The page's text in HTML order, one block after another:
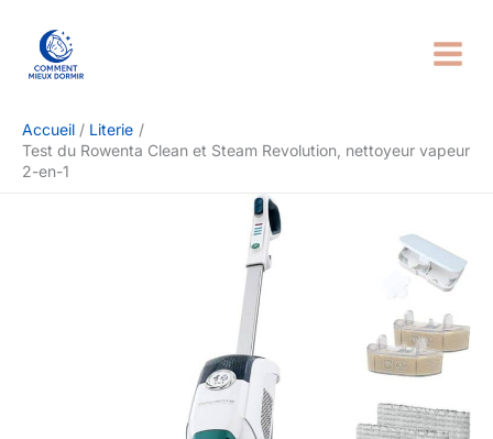
contenu
Accueil
Literie
Test du Rowenta Clean et Steam Revolution, nettoyeur vapeur
2-en-1